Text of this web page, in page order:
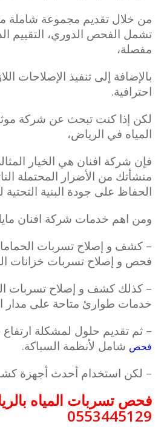
من خلال تقديم مجموعة شاملة
تشمل الفحص الدوري، التقييم
مفصلة،
بالإضافة إلى تنفيذ الإصلاحات
احترافية.
لكن إذا كنت تبحث عن شركة
المياه في الرياض،
فإن شركة افنان هي الخيار
منشأتك من الأضرار المحتملة
الحفاظ على جودة البنية التحتية
ومن اهم خدمات شركة افنان
– كشف و إصلاح تسربات
فحص و إصلاح تسربات خزانات
– كذلك كشف و إصلاح تسربات
خدمات طوارئ متاحة على مدار
– ثم تقديم حلول لمشكلة ارتفاع
فحص شامل لأنظمة السباكة.
– لكن استخدام أحدث أجهزة
فحص تسربات المياه
0553445129